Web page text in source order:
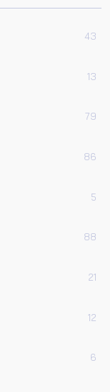
43
13
79
86
5
88
21
12
6